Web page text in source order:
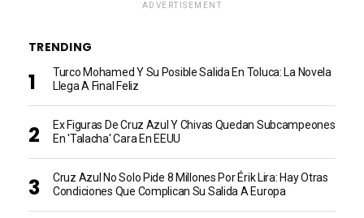
ADVERTISEMENT
TRENDING
Turco Mohamed Y Su Posible Salida En Toluca: La Novela
Llega A Final Feliz
Ex Figuras De Cruz Azul Y Chivas Quedan Subcampeones
En 'talacha' Cara En EEUU
Cruz Azul No Solo Pide 8 Millones Por Érik Lira: Hay Otras
Condiciones Que Complican Su Salida A Europa